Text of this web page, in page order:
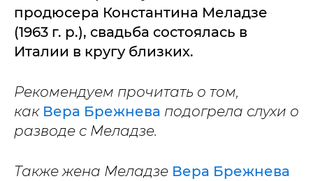
продюсера Константина Меладзе
(1963 г. р.), свадьба состоялась в
Италии в кругу близких.
Рекомендуем прочитать о том,
как Вера Брежнева подогрела слухи о
разводе с Меладзе.
Также жена Меладзе Вера Брежнева